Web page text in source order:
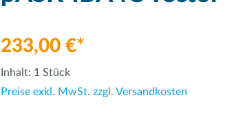
233,00 €*
Inhalt: 1 Stück
Preise exkl. MwSt. zzgl. Versandkosten